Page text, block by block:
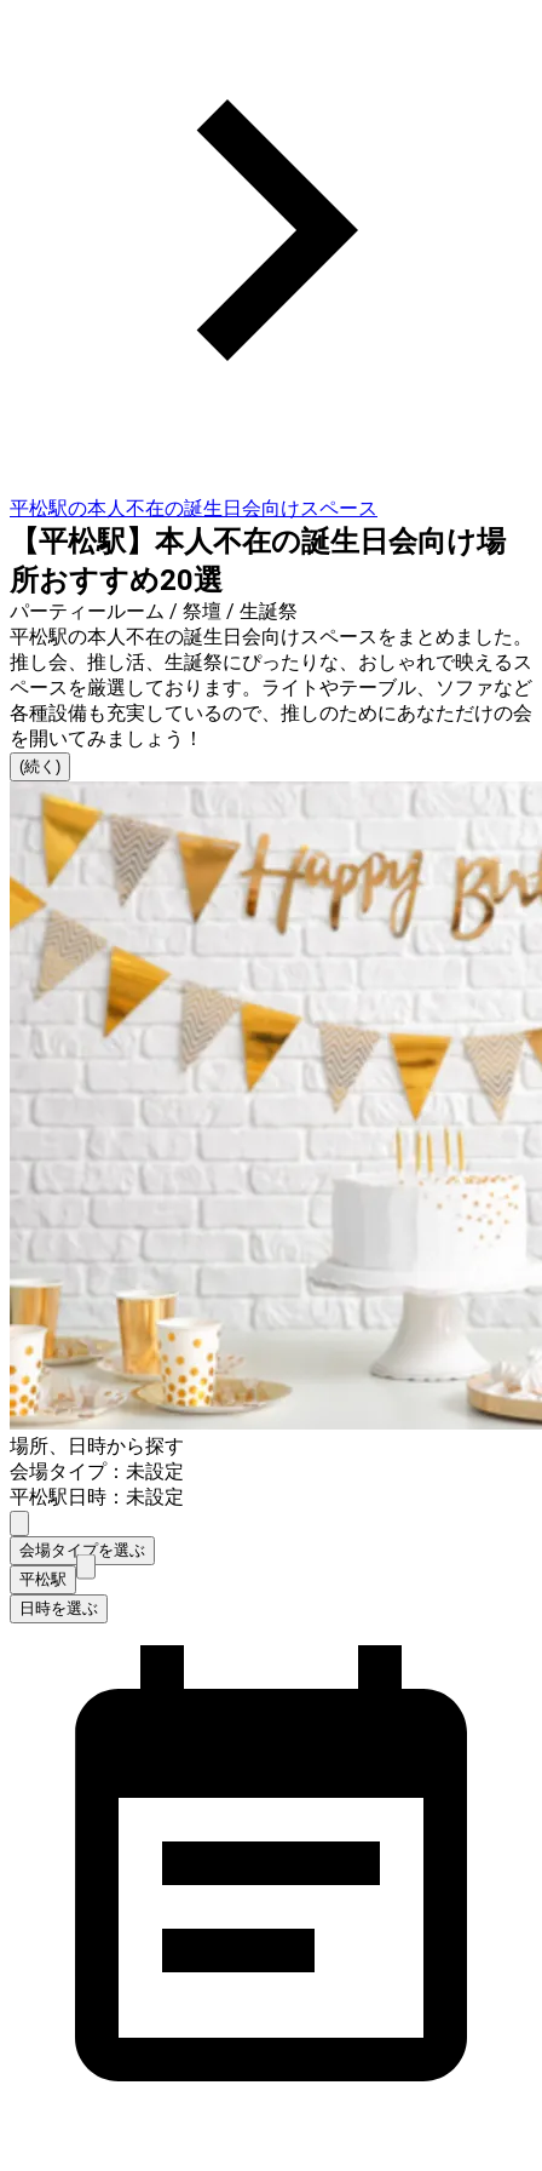
平松駅の本人不在の誕生日会向けスペース
【平松駅】本人不在の誕生日会向け場
所おすすめ20選
パーティールーム / 祭壇 / 生誕祭
平松駅の本人不在の誕生日会向けスペースをまとめました。
推し会、推し活、生誕祭にぴったりな、おしゃれで映えるス
ペースを厳選しております。ライトやテーブル、ソファなど
各種設備も充実しているので、推しのためにあなただけの会
を開いてみましょう！
(続く)
場所、日時から探す
会場タイプ：未設定
平松駅日時：未設定
会場タイプを選ぶ
平松駅
日時を選ぶ